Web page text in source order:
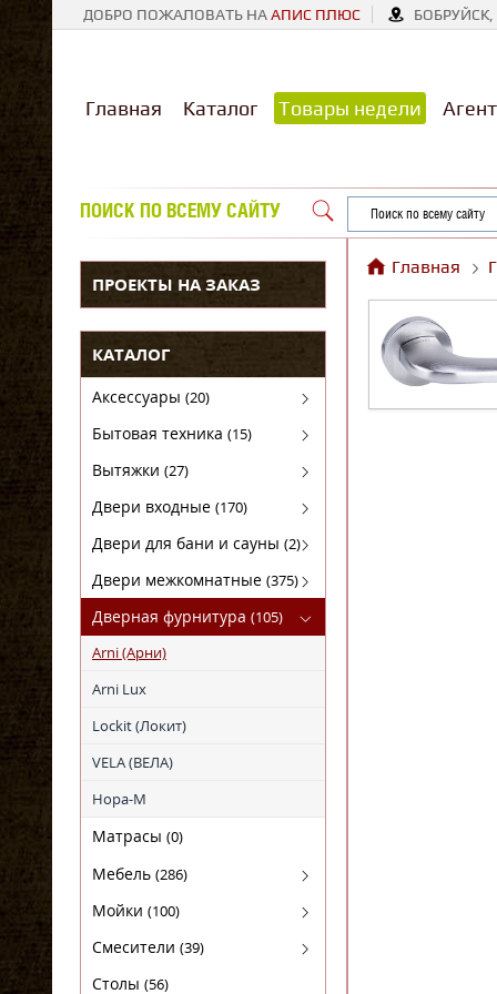
ДОБРО ПОЖАЛОВАТЬ НААПИС ПЛЮС
Главная Каталог Товары недели
ПОИСК ПО ВСЕМУ САЙТУ
ПРОЕКТЫ НА ЗАКАЗ
КАТАЛОГ
Аксессуары (20)
Аксессуары для бытовой техники
Бытовая техника (15)
Духовые шкафы
Кофемашины
Микроволновки
Поверхности газовые
Поверхности электрические
Холодильники
Вытяжки (27)
FABER
KRONA
SHINDO
TEKA
Двери входные (170)
Luxor(Люксор)
Гарда
МагнаБел
ПРОМЕТ
Сталлер
Двери для бани и сауны (2)
Двери для бани
Двери межкомнатные (375)
Амати
Бона
Двери из массива ольхи
Массив сосны
Экошпон STARK
Экошпон DEFORM
Экошпон PORTAS
ЭКОШПОН СЕРИЯ "F"
ЭКОШПОН СЕРИЯ "L"
ЭКОШПОН Серия "S"
ЭКОШПОН СЕРИЯ "v"
Дверная фурнитура (105)
Arni (Арни)
Arni Lux
Lockit (Локит)
VELA (ВЕЛА)
Нора-M
Матрасы (0)
Мебель (286)
Комплекты
Кресла
Кровати
Мойки (100)
Гранитные
Нержавейка
Смесители (39)
Для кухни
Столы (56)
Главная